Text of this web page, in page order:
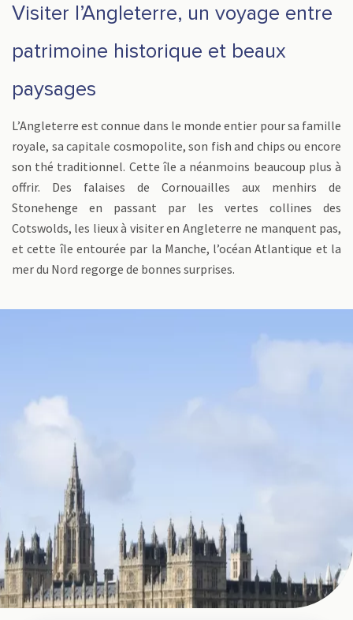
Visiter l’Angleterre, un voyage entre
patrimoine historique et beaux
paysages
L’Angleterre est connue dans le monde entier pour sa famille
royale, sa capitale cosmopolite, son fish and chips ou encore
son thé traditionnel. Cette île a néanmoins beaucoup plus à
offrir. Des falaises de Cornouailles aux menhirs de
Stonehenge en passant par les vertes collines des
Cotswolds, les lieux à visiter en Angleterre ne manquent pas,
et cette île entourée par la Manche, l’océan Atlantique et la
mer du Nord regorge de bonnes surprises.